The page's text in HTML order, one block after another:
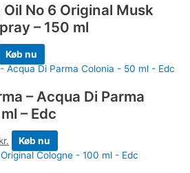
Oil No 6 Original Musk
– 150 ml
Køb nu
– Acqua Di Parma
– Edc
kr. Køb nu